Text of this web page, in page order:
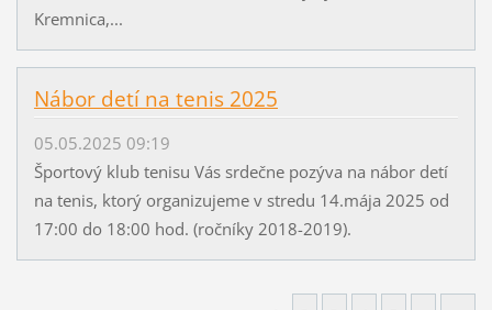
Kremnica,...
Nábor detí na tenis 2025
05.05.2025 09:19
Športový klub tenisu Vás srdečne pozýva na nábor detí
na tenis, ktorý organizujeme v stredu 14.mája 2025 od
17:00 do 18:00 hod. (ročníky 2018-2019).